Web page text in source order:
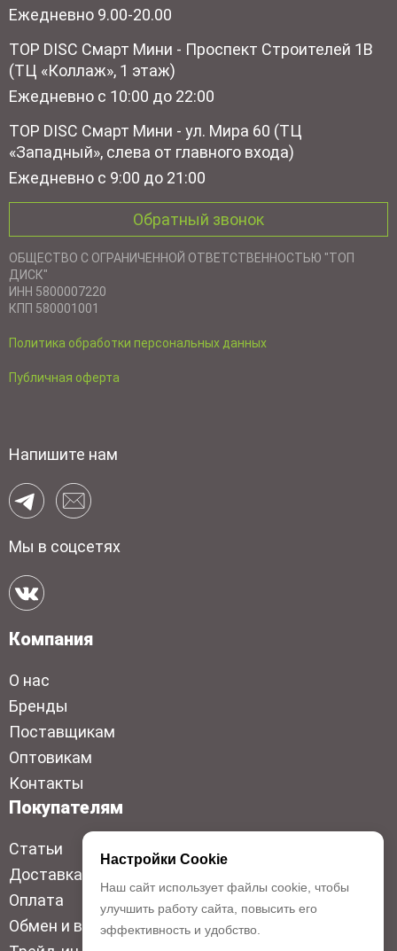
Ежедневно 9.00-20.00
TOP DISC Смарт Мини - Проспект Строителей 1В
(ТЦ «Коллаж», 1 этаж)
Ежедневно с 10:00 до 22:00
TOP DISC Смарт Мини - ул. Мира 60 (ТЦ
«Западный», слева от главного входа)
Ежедневно с 9:00 до 21:00
Обратный звонок
ОБЩЕСТВО С ОГРАНИЧЕННОЙ ОТВЕТСТВЕННОСТЬЮ "ТОП
ДИСК"
ИНН 5800007220
КПП 580001001
Политика обработки персональных данных
Публичная оферта
Напишите нам
Мы в соцсетях
Компания
О нас
Бренды
Поставщикам
Оптовикам
Контакты
Покупателям
Статьи
Доставка
Оплата
Обмен и возврат
Настройки Cookie
Наш сайт использует файлы cookie, чтобы
улучшить работу сайта, повысить его
эффективность и удобство.